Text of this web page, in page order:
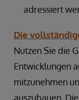
adressiert
Die
Nutzen Sie die
Entwicklungen
mitzunehmen
auszubauen.